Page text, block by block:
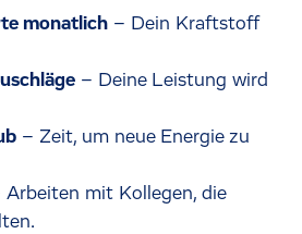
monatlich – Dein Kraftstoff
– Deine Leistung wird
– Zeit, um neue Energie zu
Arbeiten mit Kollegen, die